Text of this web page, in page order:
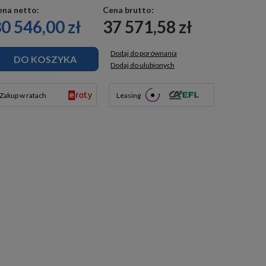
netto:
546,00 zł
Cena brutto:
37 571,58 zł
DO KOSZYKA
Dodaj do porównania
Dodaj do ulubionych
w ratach Leasing